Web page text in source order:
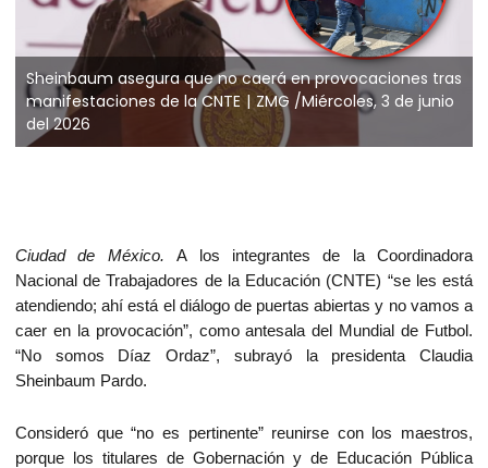
Sheinbaum asegura que no caerá en provocaciones tras
manifestaciones de la CNTE
ZMG /Miércoles, 3 de junio
del 2026
Ciudad de México.A los integrantes de la Coordinadora
Nacional de Trabajadores de la Educación (CNTE) “se les está
atendiendo; ahí está el diálogo de puertas abiertas y no vamos a
caer en la provocación”, como antesala del Mundial de Futbol.
“No somos Díaz Ordaz”, subrayó la presidenta Claudia
Sheinbaum Pardo.
Consideró que “no es pertinente” reunirse con los maestros,
porque los titulares de Gobernación y de Educación Pública